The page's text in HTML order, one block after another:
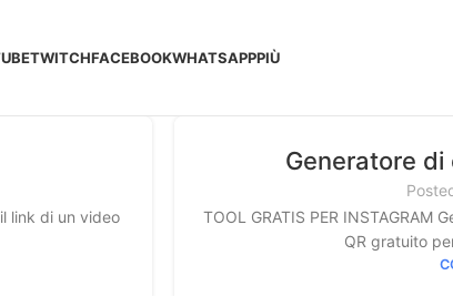
TWITCHFACEBOOKWHATSAPPPIÙ
link di un video
Generatore
TOOL GRATIS PER INSTAGRAM
QR gratuito